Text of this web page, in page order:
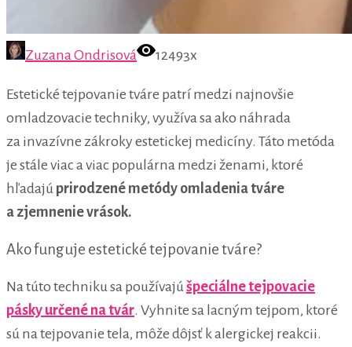
Zuzana Ondrisová 12493x
Estetické tejpovanie tváre patrí medzi najnovšie
omladzovacie techniky, využíva sa ako náhrada
za invazívne zákroky estetickej medicíny. Táto metóda
je stále viac a viac populárna medzi ženami, ktoré
hľadajú prirodzené metódy omladenia tváre
a zjemnenie vrások.
Ako funguje estetické tejpovanie tváre?
Na túto techniku sa používajú špeciálne tejpovacie
pásky určené na tvár. Vyhnite sa lacným tejpom, ktoré
sú na tejpovanie tela, môže dôjsť k alergickej reakcii.